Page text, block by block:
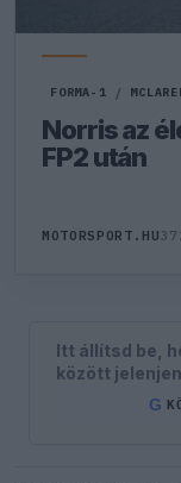
FORMA-1 /
Norris az
FP2 után
MOTORSPORT.HU
Itt állítsd be,
között
G